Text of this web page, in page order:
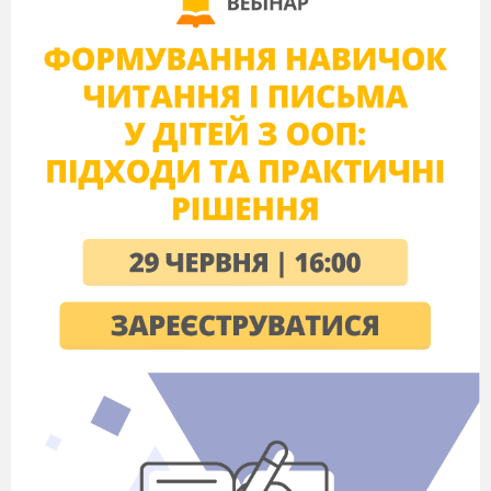
придумування, "Якби...", образної картини, гіперболізації,
аглютинації, "мозковий штурм", сінектики, морфологічного
ящика, інверсії.
Методи організації учіння (поділяються на методи учнів,
учителів і керівників освіти). Методи учнів - це метод
навчального цілепокладання, учнівського планування,
створення учнівських освітніх програм, нормотворчості,
самоорганізації навчання, взаємонавчання, рецензій, контролю,
рефлексії, самооцінки.
Основні терміни:квітка, квітколоже,
квітконіжка, оцвітина, чашечка,
чашолистики,віночок, тичинки, маточка.
Тип уроку:
отримання нових знань та вмінь.
Етапи уроку
Організаційний: привітання, перевірка